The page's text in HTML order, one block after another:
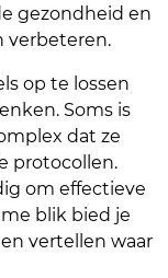
gezondheid en
verbeteren.
op te lossen
Soms is
dat ze
protocollen.
om effectieve
blik bied je
vertellen waar